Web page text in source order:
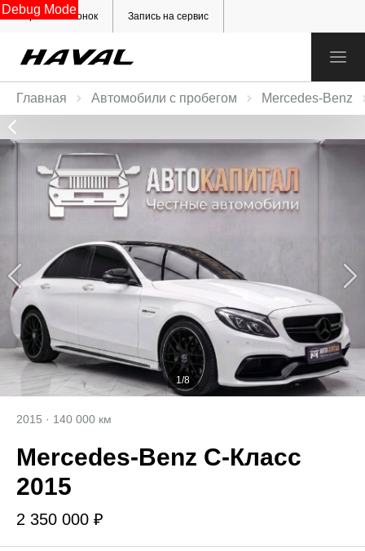
Debug Mode
Обратный звонок Запись на сервис
Главная Автомобили с пробегом Mercedes‑Benz
1/8
2015 · 140 000 км
Mercedes‑Benz C-Класс
2015
2 350 000 ₽